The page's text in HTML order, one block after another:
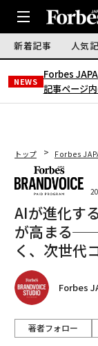
新着記事 人気
NEWS
Forbes
記事ページ
トップ Forbes
AIが進化す
が高まる
く、次世代
Forbes
著者フォロー